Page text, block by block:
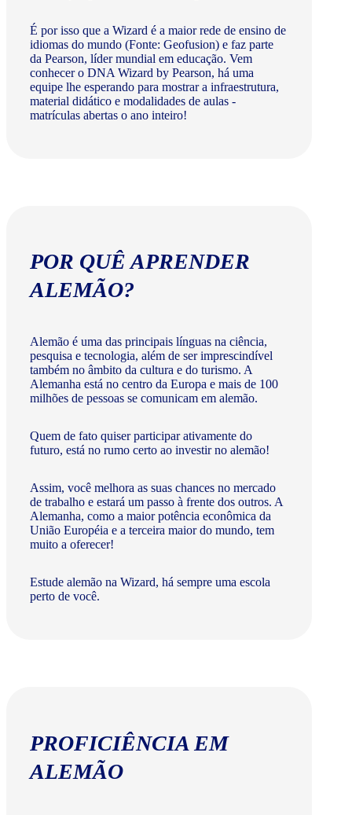
É por isso que a Wizard é a maior rede de ensino de
idiomas do mundo (Fonte: Geofusion) e faz parte
da Pearson, líder mundial em educação. Vem
conhecer o DNA Wizard by Pearson, há uma
equipe lhe esperando para mostrar a infraestrutura,
material didático e modalidades de aulas -
matrículas abertas o ano inteiro!
POR QUÊ APRENDER
ALEMÃO?
Alemão é uma das principais línguas na ciência,
pesquisa e tecnologia, além de ser imprescindível
também no âmbito da cultura e do turismo. A
Alemanha está no centro da Europa e mais de 100
milhões de pessoas se comunicam em alemão.
Quem de fato quiser participar ativamente do
futuro, está no rumo certo ao investir no alemão!
Assim, você melhora as suas chances no mercado
de trabalho e estará um passo à frente dos outros. A
Alemanha, como a maior potência econômica da
União Européia e a terceira maior do mundo, tem
muito a oferecer!​
Estude alemão na Wizard, há sempre uma escola
perto de você.
PROFICIÊNCIA EM
ALEMÃO